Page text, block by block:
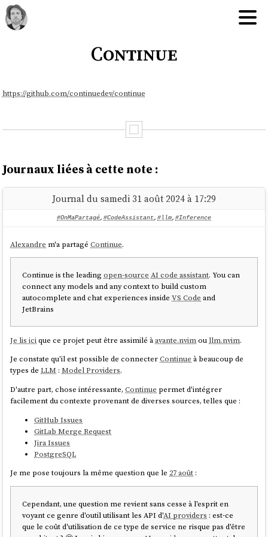
Continue
https://github.com/continuedev/continue
Journaux liées à cette note :
Journal du samedi 31 août 2024 à 17:29
#OnMaPartagé, #CodeAssistant, #llm, #Inference
Alexandre m'a partagéContinue.
Continue is the leadingopen-source AI code assistant. You can
connect any models and any context to build custom
autocomplete and chat experiences insideVS Code and
JetBrains
Je lis icique ce projet peut être assimilé àavante.nvimou llm.nvim.
Je constate qu'il est possible de connecterContinue à beaucoup de
types deLLM :Model Providers.
D'autre part, chose intéressante,Continue permet d'intégrer
facilement du contexte provenant de diverses sources, telles que :
GitHub Issues
GitLab Merge Request
Jira Issues
PostgreSQL
Je me pose toujours la même question que le 27 août :
Cependant, une question me revient sans cesse à l'esprit en
voyant ce genre d'outil utilisant les API d'AI providers : est-ce
que le coût d'utilisation de ce type de service ne risque pas d'être